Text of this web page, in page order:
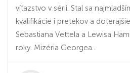
víťazstvo v sérii. Stal sa
kvalifikácie i pretekov a
Sebastiana Vettela a Lewisa
roky. Mizéria Georgea...